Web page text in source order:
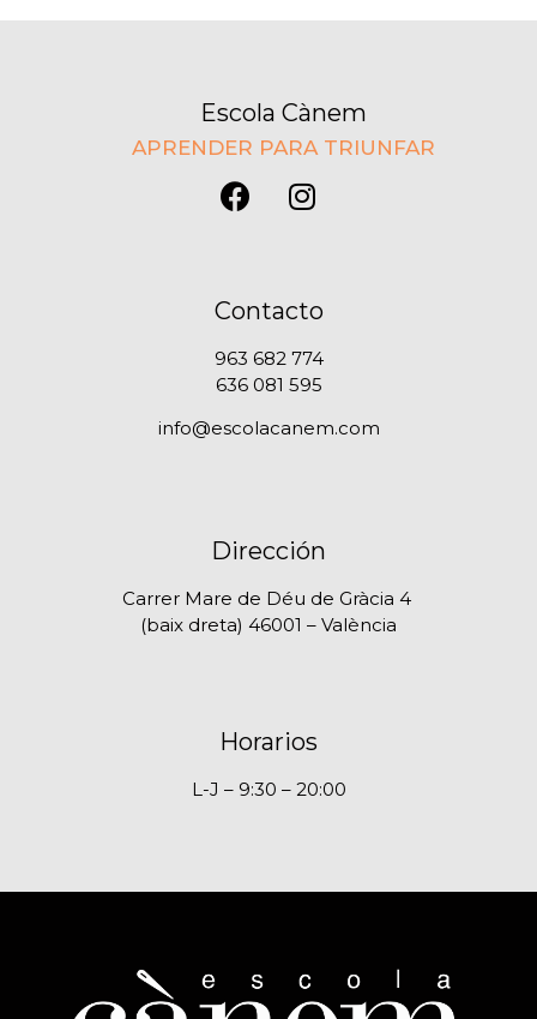
Escola Cànem
APRENDER PARA TRIUNFAR
Contacto
963 682 774
636 081 595
info@escolacanem.com
Dirección
Carrer Mare de Déu de Gràcia 4
(baix dreta) 46001 – València
Horarios
L-J – 9:30 – 20:00